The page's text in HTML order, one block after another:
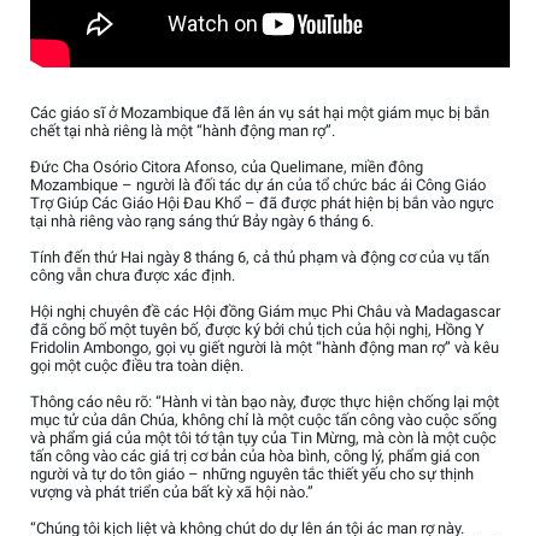
Các giáo sĩ ở Mozambique đã lên án vụ sát hại một giám mục bị bắn
chết tại nhà riêng là một “hành động man rợ”.
Đức Cha Osório Citora Afonso, của Quelimane, miền đông
Mozambique – người là đối tác dự án của tổ chức bác ái Công Giáo
Trợ Giúp Các Giáo Hội Đau Khổ – đã được phát hiện bị bắn vào ngực
tại nhà riêng vào rạng sáng thứ Bảy ngày 6 tháng 6.
Tính đến thứ Hai ngày 8 tháng 6, cả thủ phạm và động cơ của vụ tấn
công vẫn chưa được xác định.
Hội nghị chuyên đề các Hội đồng Giám mục Phi Châu và Madagascar
đã công bố một tuyên bố, được ký bởi chủ tịch của hội nghị, Hồng Y
Fridolin Ambongo, gọi vụ giết người là một “hành động man rợ” và kêu
gọi một cuộc điều tra toàn diện.
Thông cáo nêu rõ: “Hành vi tàn bạo này, được thực hiện chống lại một
mục tử của dân Chúa, không chỉ là một cuộc tấn công vào cuộc sống
và phẩm giá của một tôi tớ tận tụy của Tin Mừng, mà còn là một cuộc
tấn công vào các giá trị cơ bản của hòa bình, công lý, phẩm giá con
người và tự do tôn giáo – những nguyên tắc thiết yếu cho sự thịnh
vượng và phát triển của bất kỳ xã hội nào.”
“Chúng tôi kịch liệt và không chút do dự lên án tội ác man rợ này.